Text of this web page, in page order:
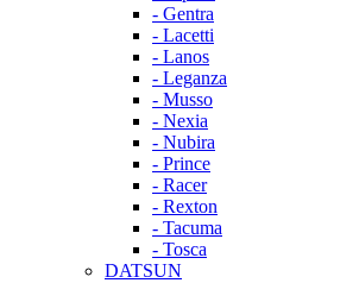
- Gentra
- Lacetti
- Lanos
- Leganza
- Musso
- Nexia
- Nubira
- Prince
- Racer
- Rexton
- Tacuma
- Tosca
DATSUN